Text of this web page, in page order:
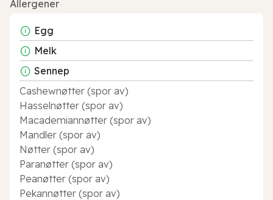
Allergener
Egg
Melk
Sennep
Cashewnøtter (spor av)
Hasselnøtter (spor av)
Macademiannøtter (spor av)
Mandler (spor av)
Nøtter (spor av)
Paranøtter (spor av)
Peanøtter (spor av)
Pekannøtter (spor av)